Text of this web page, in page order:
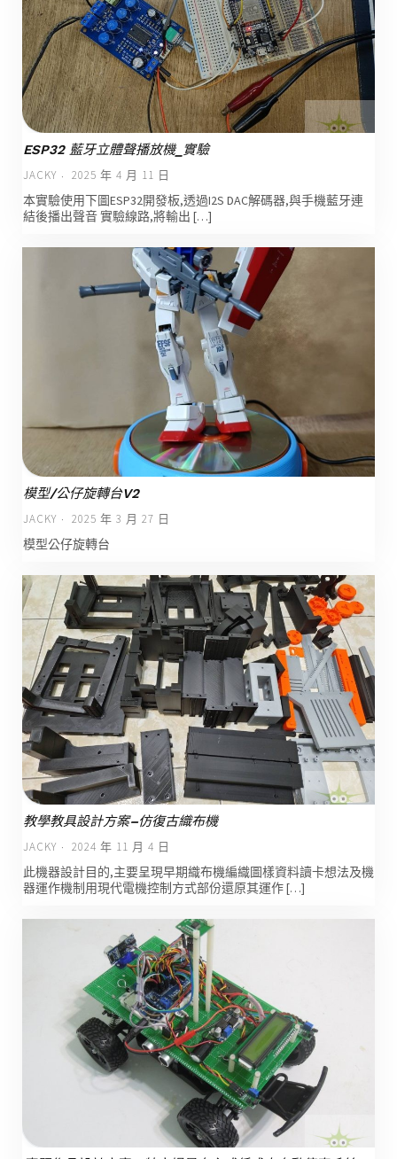
ESP32 藍牙立體聲播放機_實驗
JACKY 2025 年 4 月 11 日
本實驗使用下圖ESP32開發板,透過I2S DAC解碼器,與手機藍牙連
結後播出聲音 實驗線路,將輸出 […]
模型/公仔旋轉台V2
JACKY 2025 年 3 月 27 日
模型公仔旋轉台
教學教具設計方案–仿復古織布機
JACKY 2024 年 11 月 4 日
此機器設計目的,主要呈現早期織布機編織圖樣資料讀卡想法及機
器運作機制用現代電機控制方式部份還原其運作 […]